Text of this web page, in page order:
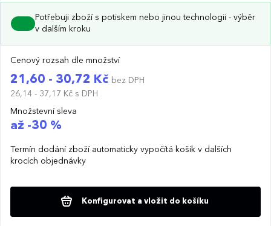
Potřebuji zboží s potiskem nebo jinou technologii - výběr
v dalším kroku
Cenový rozsah dle množství
21,60 - 30,72 Kč bez DPH
26,14 - 37,17 Kč s DPH
Množstevní sleva
až -30 %
Termín dodání zboží automaticky vypočítá košík v dalších
krocích objednávky
Konfigurovat a vložit do košíku